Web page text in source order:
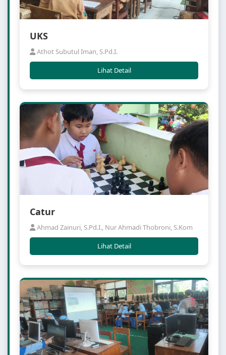
UKS
Athot Subutul Iman, S.Pd.I.
Lihat Detail
Catur
Ahmad Zainuri, S.Pd.I., Nur Ahmadi Thobroni, S.Kom
Lihat Detail